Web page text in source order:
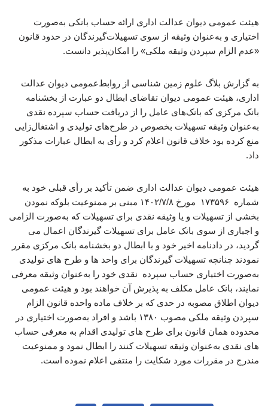
هیئت عمومی دیوان عدالت اداری ارائه حساب بانکی به‌صورت
اختیاری و به‌عنوان وثیقه از سوی تسهیلات‌گیرندگان در حدود قانون
«عدم الزام سپردن وثیقه ملکی» را امکان‌پذیر دانست.
به گزارش بلاگ علوم زمین شناسی از روابط‌عمومی دیوان عدالت
اداری، هیئت عمومی دیوان تقاضای ابطال دو عبارت از بخشنامه
بانک مرکزی که بانک‌های عامل را از دریافت حساب سپرده نقدی
به‌عنوان وثیقه تسهیلات بخصوص در طرح‌های تولیدی و اشتغال‌زایی
منع کرده بود خلاف قانون اعلام کرد و رأی به ابطال عبارات مذکور
داد.
هیئت عمومی دیوان عدالت اداری ضمن تأکید بر رأی قبلی خود به
شماره ۱۷۳۵۹۶ مورخ ۱۴۰۲/۷/۸ مبنی بر ممنوعیت بلوکه نمودن
بخشی از تسهیلات و یا وثیقه نقدی برای تسهیلات که به‌صورت الزامی
و اجباری از سوی بانک عامل برای تسهیلات گیرندگان اعمال می
گردید، در دادنامه اخیر خود و با ابطال دو بخشنامه بانک مرکزی مقرر
نمودند چنانچه تسهیلات گیرندگان برای واحد ها و طرح های تولیدی
به‌صورت اختیاری حساب سپرده نقدی خود را به‌عنوان وثیقه معرفی
نمایند، بانک عامل مکلف به پذیرش آن خواهند بود و هیئت عمومی
دیوان اطلاق مصوبه در حدی که بر خلاف ماده واحده قانون الزام
سپردن وثیقه ملکی مصوب ۱۳۸۰ باشد و افراد به‌صورت اختیاری در
محدوده همان قانون برای طرح های تولیدی اقدام به معرفی حساب
های نقدی به‌عنوان وثیقه تسهیلات کنند را ابطال نمود و ممنوعیت
مندرج در مقررات مورد شکایت را منتفی اعلام نموده است.